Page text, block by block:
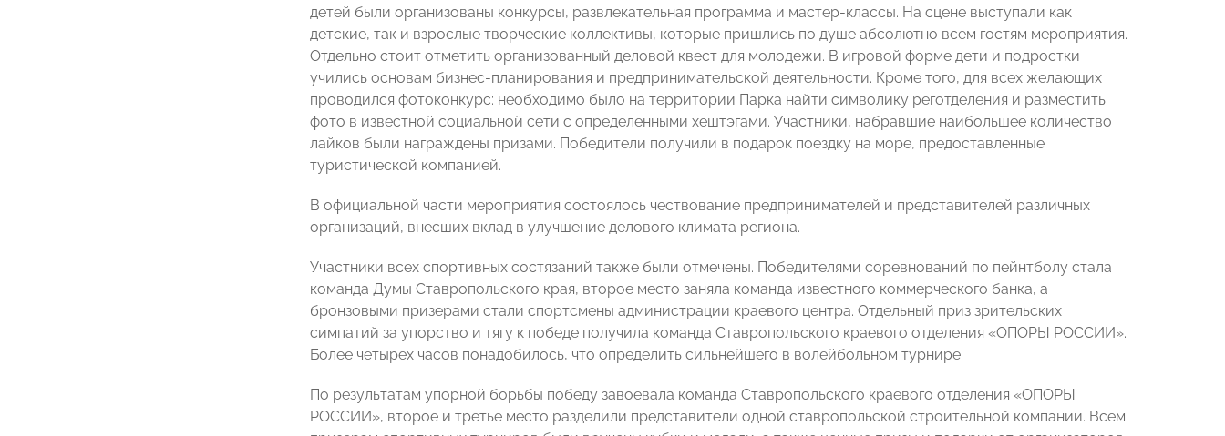
детей были организованы конкурсы, развлекательная программа и мастер-классы. На сцене выступали как
детские, так и взрослые творческие коллективы, которые пришлись по душе абсолютно всем гостям мероприятия.
Отдельно стоит отметить организованный деловой квест для молодежи. В игровой форме дети и подростки
учились основам бизнес-планирования и предпринимательской деятельности. Кроме того, для всех желающих
проводился фотоконкурс: необходимо было на территории Парка найти символику реготделения и разместить
фото в известной социальной сети с определенными хештэгами. Участники, набравшие наибольшее количество
лайков были награждены призами. Победители получили в подарок поездку на море, предоставленные
туристической компанией.
В официальной части мероприятия состоялось чествование предпринимателей и представителей различных
организаций, внесших вклад в улучшение делового климата региона.
Участники всех спортивных состязаний также были отмечены. Победителями соревнований по пейнтболу стала
команда Думы Ставропольского края, второе место заняла команда известного коммерческого банка, а
бронзовыми призерами стали спортсмены администрации краевого центра. Отдельный приз зрительских
симпатий за упорство и тягу к победе получила команда Ставропольского краевого отделения «ОПОРЫ РОССИИ».
Более четырех часов понадобилось, что определить сильнейшего в волейбольном турнире.
По результатам упорной борьбы победу завоевала команда Ставропольского краевого отделения «ОПОРЫ
РОССИИ», второе и третье место разделили представители одной ставропольской строительной компании. Всем